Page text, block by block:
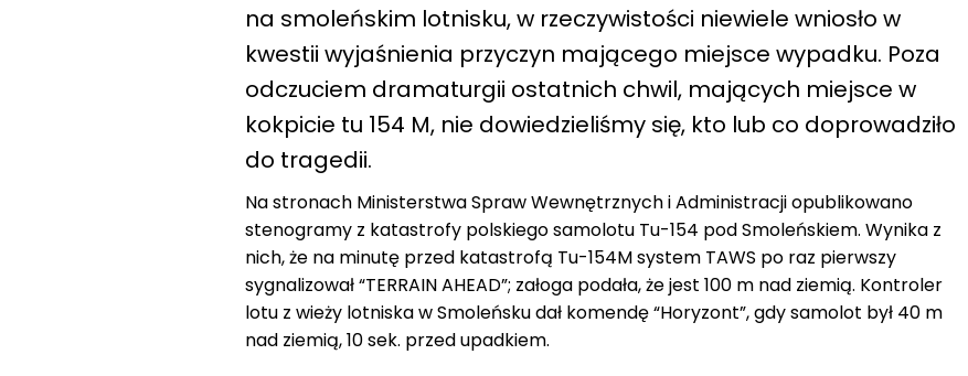
na smoleńskim lotnisku, w rzeczywistości niewiele wniosło w
kwestii wyjaśnienia przyczyn mającego miejsce wypadku. Poza
odczuciem dramaturgii ostatnich chwil, mających miejsce w
kokpicie tu 154 M, nie dowiedzieliśmy się, kto lub co doprowadziło
do tragedii.
Na stronach Ministerstwa Spraw Wewnętrznych i Administracji opublikowano
stenogramy z katastrofy polskiego samolotu Tu-154 pod Smoleńskiem. Wynika z
nich, że na minutę przed katastrofą Tu-154M system TAWS po raz pierwszy
sygnalizował “TERRAIN AHEAD”; załoga podała, że jest 100 m nad ziemią. Kontroler
lotu z wieży lotniska w Smoleńsku dał komendę “Horyzont”, gdy samolot był 40 m
nad ziemią, 10 sek. przed upadkiem.